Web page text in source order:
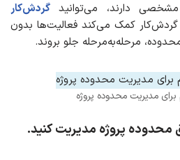
دارند، می‌توانید گردش‌کار
گردش‌کار کمک می‌کند فعالیت‌ها بدون
مرحله‌به‌مرحله جلو بروند.
برای مدیریت محدوده پروژه
محدوده پروژه مدیریتکنید.